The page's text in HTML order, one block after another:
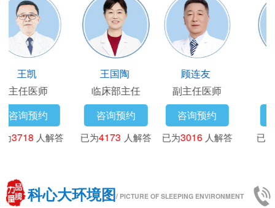
主任医师
咨询预约
已为 3718人解答
王国陶
临床部主任
咨询预约
已为 4173人解答
顾连友
副主任医师
咨询预约
已为 3016人解答
科心大环境图/ PICTURE OF SLEEPING ENVIRONMENT